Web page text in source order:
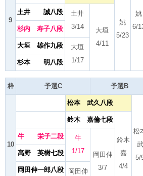
9
姚
6/
姚
5/23
土井 誠八段
土井
3/14
大垣
4/11
杉内 寿子八段
大垣 雄作九段
大垣
1/17
杉本 明八段
枠 予選C 予選B
10
松本 武久八段
松
武
5/
鈴木 嘉倫七段
鈴木
嘉
4/4
牛 栄子二段
牛
1/17
岡田伸
3/7
高野 英樹七段
岡田伸一郎八段
岡田伸